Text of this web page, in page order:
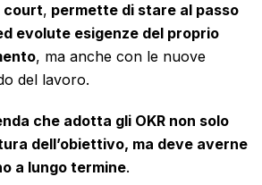
court, permette di stare al passo
evolute esigenze del proprio
, ma anche con le nuove
del lavoro.
che adotta gli OKR non solo
dell’obiettivo, ma deve averne
a lungo termine.